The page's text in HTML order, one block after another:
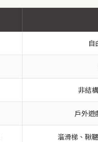
自
非結
戶外遊
溜滑梯、鞦